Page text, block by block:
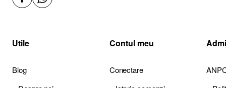
Utile
Blog
Contul meu
Conectare